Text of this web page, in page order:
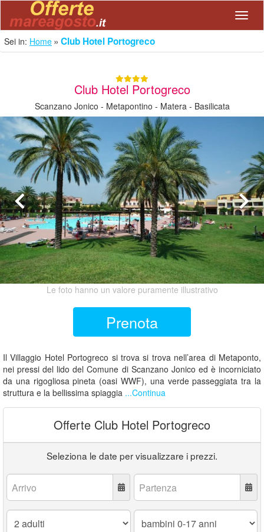
Sei in: Home Club Hotel Portogreco
Club Hotel Portogreco
Scanzano Jonico - Metapontino - Matera - Basilicata
Le foto hanno un valore puramente illustrativo
Prenota
Il Villaggio Hotel Portogreco si trova si trova nell’area di Metaponto,
nei pressi del lido del Comune di Scanzano Jonico ed è incorniciato
da una rigogliosa pineta (oasi WWF), una verde passeggiata tra la
struttura e la bellissima spiaggia ...Continua
Offerte Club Hotel Portogreco
Seleziona le date per visualizzare i prezzi.
Arrivo: Partenza:
Adulti:
Bambini